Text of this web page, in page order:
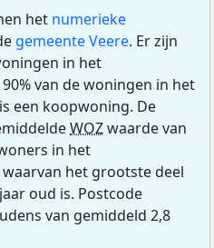
het numerieke
gemeente Veere. Er zijn
in het
van de woningen in het
een koopwoning. De
WOZwaarde van
in het
het grootste deel
oud is. Postcode
van gemiddeld 2,8